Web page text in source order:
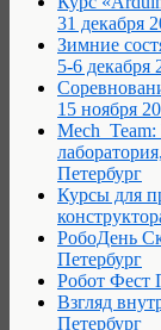
31 декабря
Зимние
5-6 декабря
15 ноября
Петербург
Курсы для
РобоДень
Петербург
Робот Фест
Взгляд
Петербург